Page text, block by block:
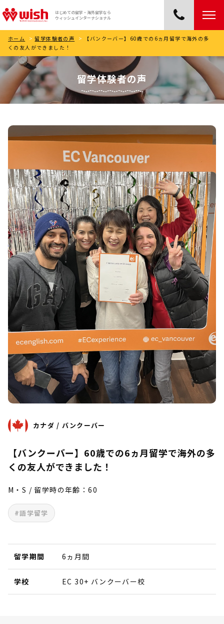
はじめての留学・海外留学なら
ウィッシュインターナショナル
ホーム > 留学体験者の声 >
【バンクーバー】60歳での6ヵ月留学で海外の多
くの友人ができました！
留学体験者の声
カナダ / バンクーバー
【バンクーバー】60歳での6ヵ月留学で海外の多
くの友人ができました！
M・S / 留学時の年齢：60
#語学留学
留学期間 6ヵ月間
学校 EC 30+ バンクーバー校